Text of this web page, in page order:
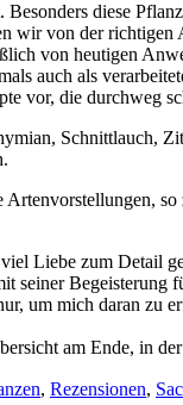
diese
wir von der
von heutigen
auch als
vor, die durchweg
Schnittlauch,
Liebe zum Detail
seiner
um mich daran zu
am Ende, in
, Rezensionen,